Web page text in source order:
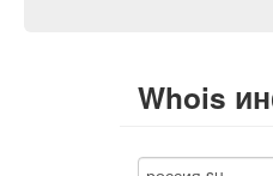
Whois